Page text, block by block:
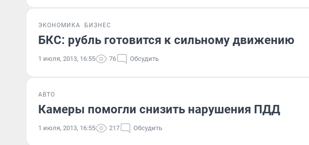
ЭКОНОМИКА БИЗНЕС
БКС: рубль готовится к сильному движению
1 июля, 2013, 16:55 76 Обсудить
АВТО
Камеры помогли снизить нарушения ПДД
1 июля, 2013, 16:55 217 Обсудить